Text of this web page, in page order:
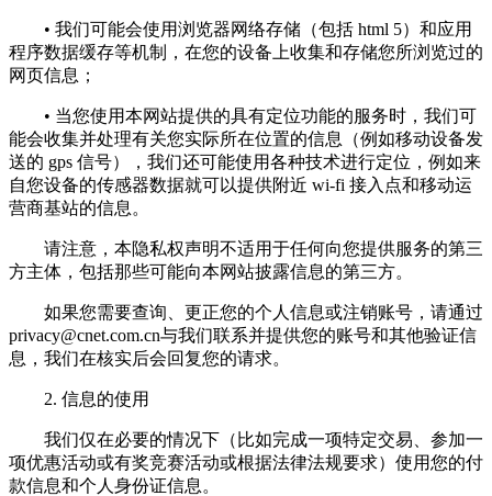
• 我们可能会使用浏览器网络存储（包括 html 5）和应用
程序数据缓存等机制，在您的设备上收集和存储您所浏览过的
网页信息；
• 当您使用本网站提供的具有定位功能的服务时，我们可
能会收集并处理有关您实际所在位置的信息（例如移动设备发
送的 gps 信号），我们还可能使用各种技术进行定位，例如来
自您设备的传感器数据就可以提供附近 wi-fi 接入点和移动运
营商基站的信息。
请注意，本隐私权声明不适用于任何向您提供服务的第三
方主体，包括那些可能向本网站披露信息的第三方。
如果您需要查询、更正您的个人信息或注销账号，请通过
privacy@cnet.com.cn与我们联系并提供您的账号和其他验证信
息，我们在核实后会回复您的请求。
2. 信息的使用
我们仅在必要的情况下（比如完成一项特定交易、参加一
项优惠活动或有奖竞赛活动或根据法律法规要求）使用您的付
款信息和个人身份证信息。